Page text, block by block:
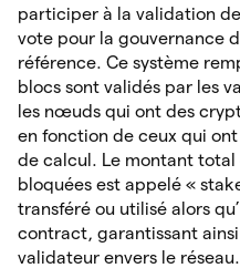
participer à la validation
vote pour la gouvernance
référence. Ce système
blocs sont validés par les
les nœuds qui ont des
en fonction de ceux qui
de calcul. Le montant
bloquées est appelé «
transféré ou utilisé alors
contract, garantissant
validateur envers le